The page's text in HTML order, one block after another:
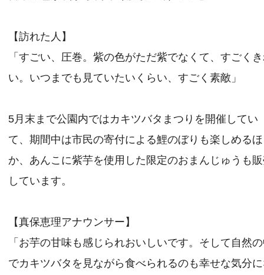
【訪れた人】
「すごい、圧巻。紫の色がただ紫でなくて、すごく
い。いつまでも見ていたいくらい、すごく素敵」
5月末まで公園内ではカキツバタまつりを開催してい
て、期間中は市民の寄付による鯉のぼりも楽しめるほ
か、あんこに紫芋を使用した限定のおまんじゅうも
しています。
【真保恵理アナウンサー】
「お芋の甘味も感じられおいしいです。そして自然
でカキツバタを見ながら食べられるのも幸せな気分